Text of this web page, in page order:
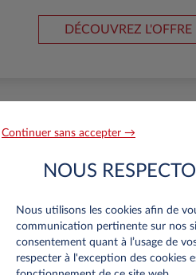
DÉCOUVREZ L'OFFRE
Professionnels
240€
APPORT 2500€ (INCLUANT
Continuer sans accepter →
NOUS
Nous utilisons les cookies afin de
communication pertinente sur nos
consentement quant à l’usage de
respecter à l'exception des cookies